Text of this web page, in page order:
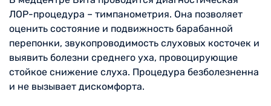
ЛОР-процедура – тимпанометрия. Она позволяет
оценить состояние и подвижность барабанной
перепонки, звукопроводимость слуховых косточек и
выявить болезни среднего уха, провоцирующие
стойкое снижение слуха. Процедура безболезненна
и не вызывает дискомфорта.